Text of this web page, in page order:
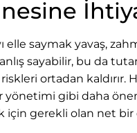
elle saymak yavaş,
sayabilir, bu da
ortadan kaldırır.
gibi daha
için gerekli olan net bir